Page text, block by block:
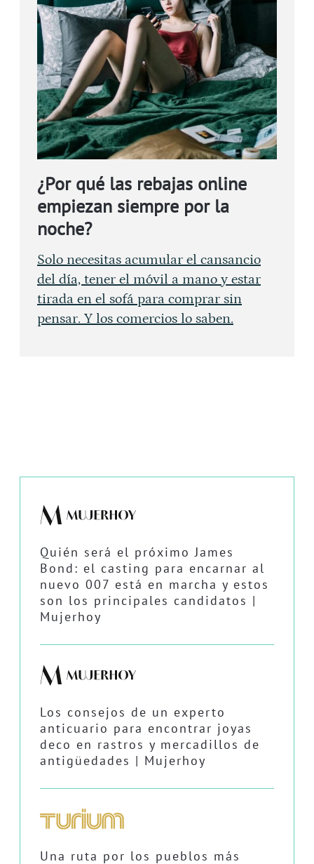
¿Por qué las rebajas online
empiezan siempre por la
noche?
Solo necesitas acumular el cansancio
del día, tener el móvil a mano y estar
tirada en el sofá para comprar sin
pensar. Y los comercios lo saben.
Quién será el próximo James
Bond: el casting para encarnar al
nuevo 007 está en marcha y estos
son los principales candidatos |
Mujerhoy
Los consejos de un experto
anticuario para encontrar joyas
deco en rastros y mercadillos de
antigüedades | Mujerhoy
Una ruta por los pueblos más